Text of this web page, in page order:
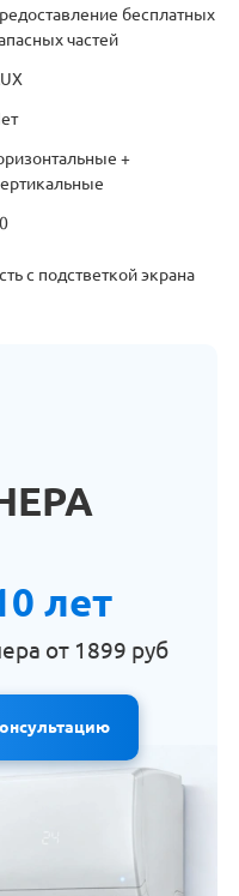
бесплатных
частей
+
с подстветкой экрана
лет
от 1899 руб